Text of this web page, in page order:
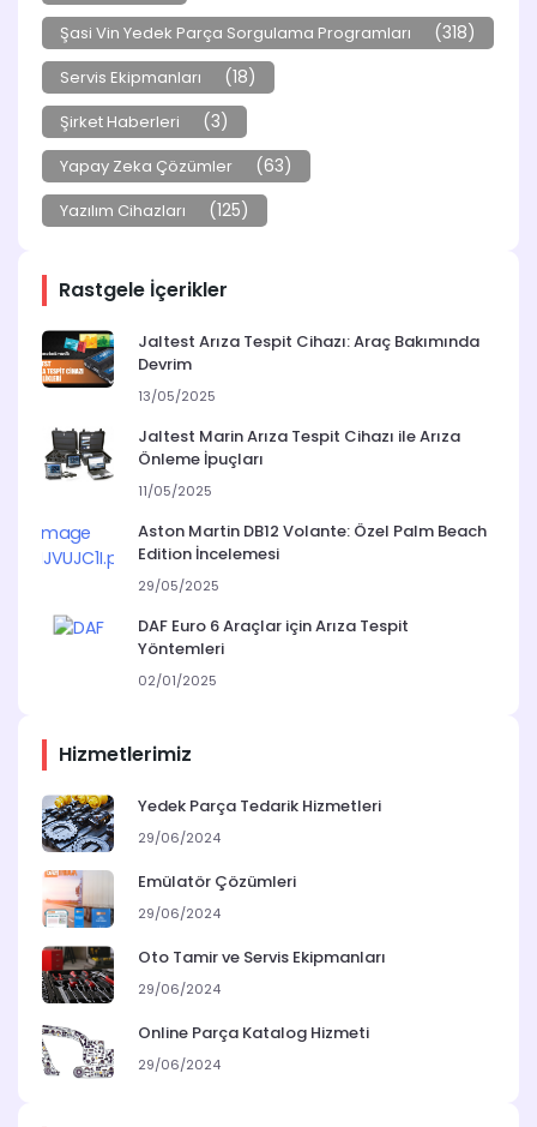
Şasi Vin Yedek Parça Sorgulama Programları (318)
Servis Ekipmanları (18)
Şirket Haberleri (3)
Yapay Zeka Çözümler (63)
Yazılım Cihazları (125)
Rastgele İçerikler
Jaltest Arıza Tespit Cihazı: Araç Bakımında
Devrim
13/05/2025
Jaltest Marin Arıza Tespit Cihazı ile Arıza
Önleme İpuçları
11/05/2025
Aston Martin DB12 Volante: Özel Palm Beach
Edition İncelemesi
29/05/2025
DAF Euro 6 Araçlar için Arıza Tespit
Yöntemleri
02/01/2025
Hizmetlerimiz
Yedek Parça Tedarik Hizmetleri
29/06/2024
Emülatör Çözümleri
29/06/2024
Oto Tamir ve Servis Ekipmanları
29/06/2024
Online Parça Katalog Hizmeti
29/06/2024